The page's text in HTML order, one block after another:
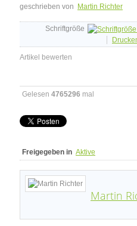
geschrieben von Martin Richter
Schriftgröße
Artikel bewerten
Gelesen 4765296 mal
Freigegeben in Aktive
Martin